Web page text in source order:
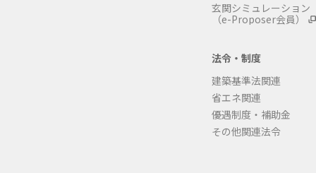
玄関シミュレーション
（e-Proposer会員）
法令・制度
建築基準法関連
省エネ関連
優遇制度・補助金
その他関連法令